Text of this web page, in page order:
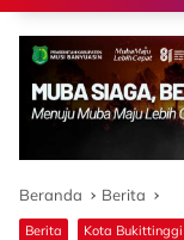
Beranda Berita
Berita Kota Bukittinggi